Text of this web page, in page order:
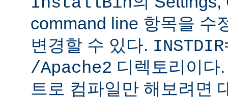
command line 항목을 수
변경할 수 있다.
/Apache2 디렉토리이다
트로 컴파일만 해보려면